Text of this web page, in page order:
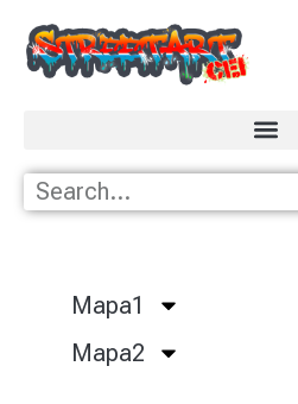
Mapa1
Mapa2